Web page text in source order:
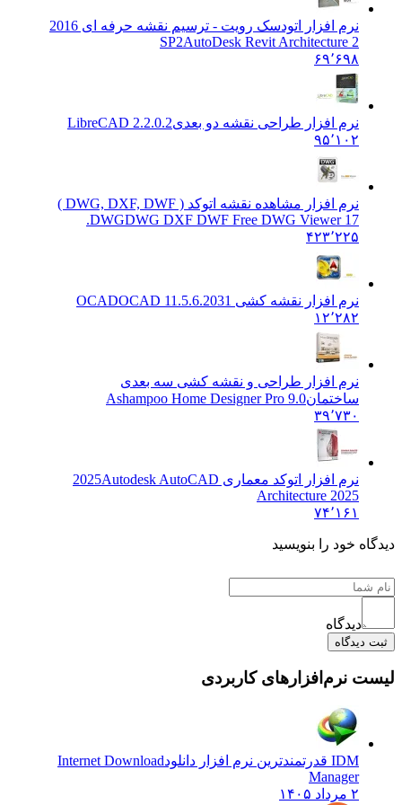
نرم افزار اتودسک رویت - ترسیم نقشه حرفه ای 2016
SP2AutoDesk Revit Architecture 2
۶۹٬۶۹۸
نرم افزار طراحی نقشه دو بعدیLibreCAD 2.2.0.2
۹۵٬۱۰۲
نرم افزار مشاهده نقشه اتوکد ( DWG, DXF, DWF )
DWGDWG DXF DWF Free DWG Viewer 17.
۴۲۳٬۲۲۵
نرم افزار نقشه کشی OCADOCAD 11.5.6.2031
۱۲٬۲۸۲
نرم افزار طراحی و نقشه کشی سه بعدی
ساختمانAshampoo Home Designer Pro 9.0
۳۹٬۷۳۰
نرم افزار اتوکد معماری 2025Autodesk AutoCAD
Architecture 2025
۷۴٬۱۶۱
خود را بنویسید
نرم‌افزارهای کاربردی
Internet Download
Manager